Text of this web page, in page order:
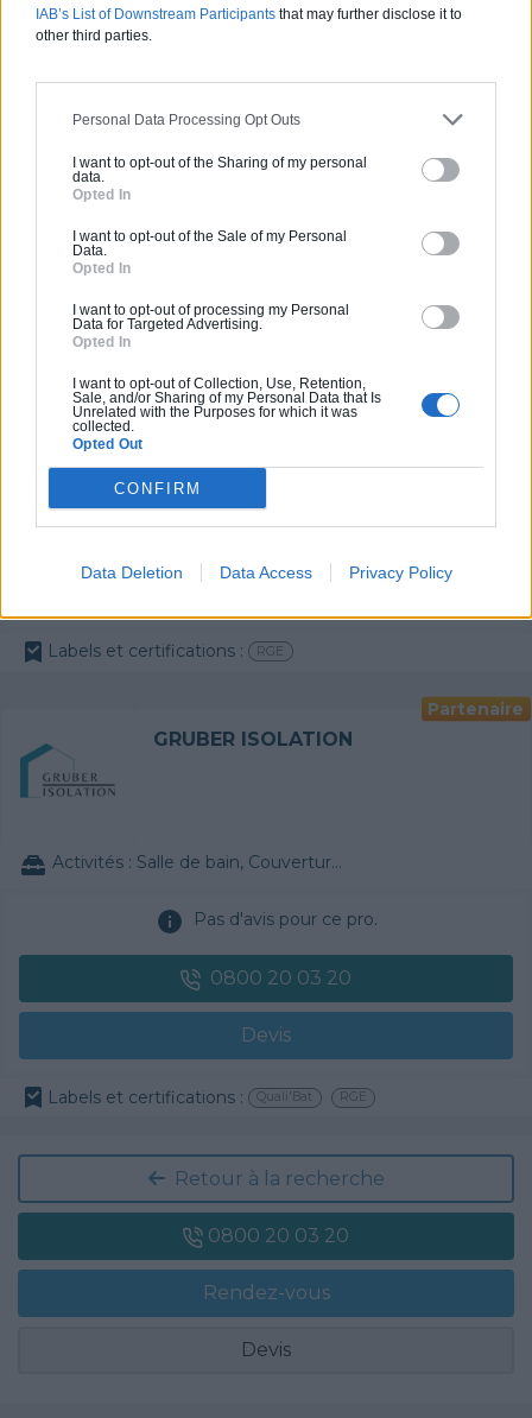
IAB’s List of Downstream Participants that may further disclose it to
other third parties.
Personal Data Processing Opt Outs
I want to opt-out of the Sharing of my personal
data.
Opted In
I want to opt-out of the Sale of my Personal
Data.
Opted In
I want to opt-out of processing my Personal
Data for Targeted Advertising.
Opted In
I want to opt-out of Collection, Use, Retention,
Sale, and/or Sharing of my Personal Data that Is
Unrelated with the Purposes for which it was
collected.
Opted Out
CONFIRM
Data Deletion Data Access Privacy Policy
Pas d'avis pour ce pro.
0800 20 03 20
Labels et certifications :
Partenaire
Activités : Salle de bain, Couverture tuiles / petits éléments, Isolation thermique des murs intérieurs, Alarme, Isolation des combles aménageables, Traitement de l'eau, Décrassage / Démoussage de toiture, Cheminée, Terrassement, Plancher chauffant
Pas d'avis pour ce pro.
0800 20 03 20
Labels et certifications : RGE
Partenaire
GRUBER ISOLATION
Activités : Salle de bain, Couverture tuiles / petits éléments, Isolation thermique des murs intérieurs, Gros œuvre, Plâtre traditionnel, Chauffage Fioul, Bétons cirés
Pas d'avis pour ce pro.
0800 20 03 20
Devis
Labels et certifications : Quali'Bat RGE
Retour à la recherche
0800 20 03 20
Rendez-vous
Devis